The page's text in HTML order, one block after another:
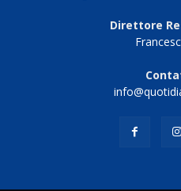
Direttore